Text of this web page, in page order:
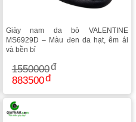
Giày nam da bò VALENTINE
MS6929D – Màu đen da hạt, êm ái
và bền bỉ
1550000
883500